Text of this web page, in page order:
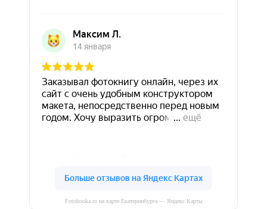
Fotobooka.ru на карте Екатеринбурга — Яндекс Карты